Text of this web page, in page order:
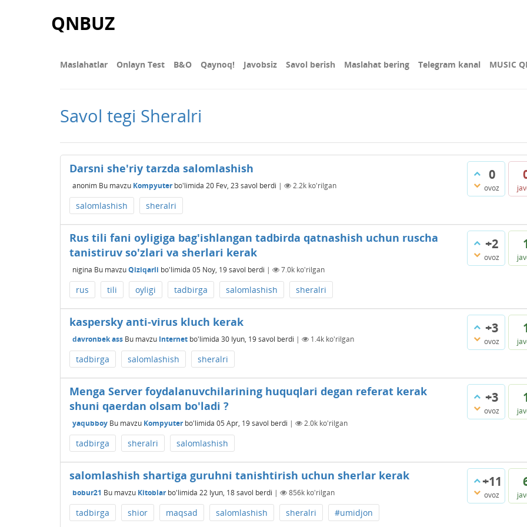
QNBUZ
Maslahatlar Onlayn Test В&О Qaynoq! Javobsiz Savol berish Maslahat bering Telegram kanal MUSIC
Savol tegi Sheralri
0
ovoz
Darsni she'riy tarzda salomlashish
anonim Bu mavzu Kompyuterbo'limida 20 Fev, 23 savol berdi | 2.2k ko'rilgan
salomlashish sheralri
+2
ovoz
Rus tili fani oyligiga bag'ishlangan tadbirda qatnashish uchun ruscha
tanistiruv so'zlari va sherlari kerak
nigina Bu mavzuQiziqarli bo'limida 05 Noy, 19savol berdi | 7.0k ko'rilgan
rus tili oyligi tadbirga salomlashish sheralri
+3
ovoz
kaspersky anti-virus kluch kerak
davronbek ass Bu mavzu Internet bo'limida 30 Iyun, 19savol berdi | 1.4k ko'rilgan
tadbirga salomlashish sheralri
+3
ovoz
Menga Server foydalanuvchilarining huquqlari degan referat kerak
shuni qaerdan olsam bo'ladi ?
yaqubboy Bu mavzu Kompyuterbo'limida 05 Apr, 19savol berdi | 2.0k ko'rilgan
tadbirga sheralri salomlashish
+11
ovoz
salomlashish shartiga guruhni tanishtirish uchun sherlar kerak
bobur21 Bu mavzu Kitoblarbo'limida 22 Iyun, 18savol berdi | 856k ko'rilgan
tadbirga shior maqsad salomlashish sheralri #umidjon